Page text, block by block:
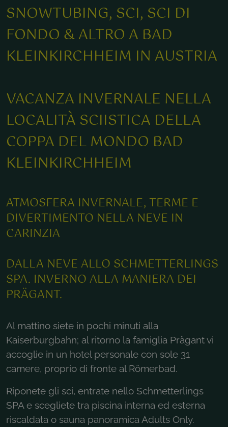
SNOWTUBING, SCI, SCI DI
FONDO & ALTRO A BAD
KLEINKIRCHHEIM IN AUSTRIA
VACANZA INVERNALE NELLA
LOCALITÀ SCIISTICA DELLA
COPPA DEL MONDO BAD
KLEINKIRCHHEIM
ATMOSFERA INVERNALE, TERME E
DIVERTIMENTO NELLA NEVE IN
CARINZIA
DALLA NEVE ALLO SCHMETTERLINGS
SPA. INVERNO ALLA MANIERA DEI
PRÄGANT.
Al mattino siete in pochi minuti alla
Kaiserburgbahn; al ritorno la famiglia Prägant vi
accoglie in un hotel personale con sole 31
camere, proprio di fronte al Römerbad.
Riponete gli sci, entrate nello Schmetterlings
SPA e scegliete tra piscina interna ed esterna
riscaldata o sauna panoramica Adults Only.